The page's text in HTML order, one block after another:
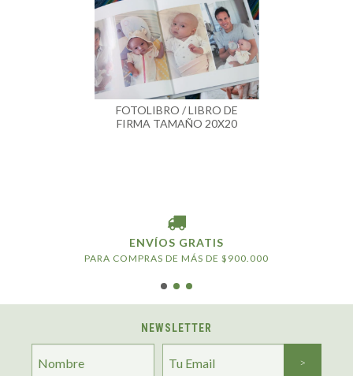
FOTOLIBRO / LIBRO DE
FIRMA TAMAÑO 20X20
ENVÍOS GRATIS
PARA COMPRAS DE MÁS DE $900.000
NEWSLETTER